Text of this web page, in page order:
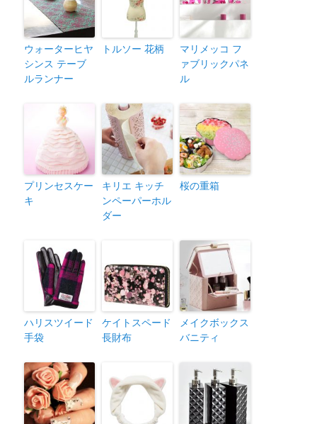
ウォーターヒヤ
シンス テーブ
ルランナー
トルソー 花柄
マリメッコ フ
ァブリックパネ
ル
プリンセスケー
キ
キリエ キッチ
ンペーパーホル
ダー
桜の重箱
ハリスツイード
手袋
ケイトスペード
長財布
メイクボックス
バニティ